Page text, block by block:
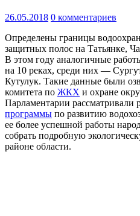
26.05.2018 0 комментариев
Определены границы
защитных полос на Татьянке,
В этом году аналогичные
на 10 реках, среди них —
Кутулук. Такие данные были
комитета по ЖКХ и охране
Парламентарии рассматривали
программы по развитию
ее более успешной работы
собрать подробную
районе области.